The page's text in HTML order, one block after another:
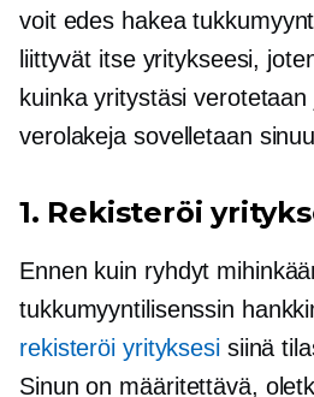
voit edes hakea
liittyvät itse yritykseesi,
kuinka yritystäsi
verolakeja sovelletaan
1. Rekisteröi
Ennen kuin ryhdyt
tukkumyyntilisenssin
rekisteröi yrityksesisiinä
Sinun on määritettävä,